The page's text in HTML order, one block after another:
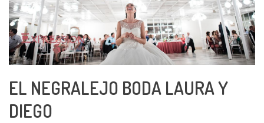
EL NEGRALEJO BODA LAURA Y
DIEGO